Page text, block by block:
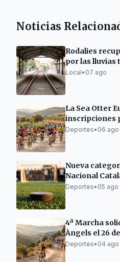
Noticias
Rodalies
por las lluvias
afectadas
Local• 07 ago
La Sea Otter
inscripciones
Deportes• 06 ago
Nueva
Nacional
Deportes• 05 ago
4ª Marcha
Àngels el 26
Deportes• 04 ago